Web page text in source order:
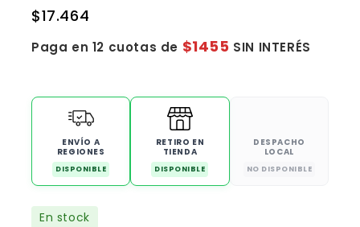
$17.464
Paga en 12 cuotas de $1455 SIN INTERÉS
ENVÍO A
REGIONES
DISPONIBLE
RETIRO EN
TIENDA
DISPONIBLE
DESPACHO
LOCAL
NO DISPONIBLE
En stock